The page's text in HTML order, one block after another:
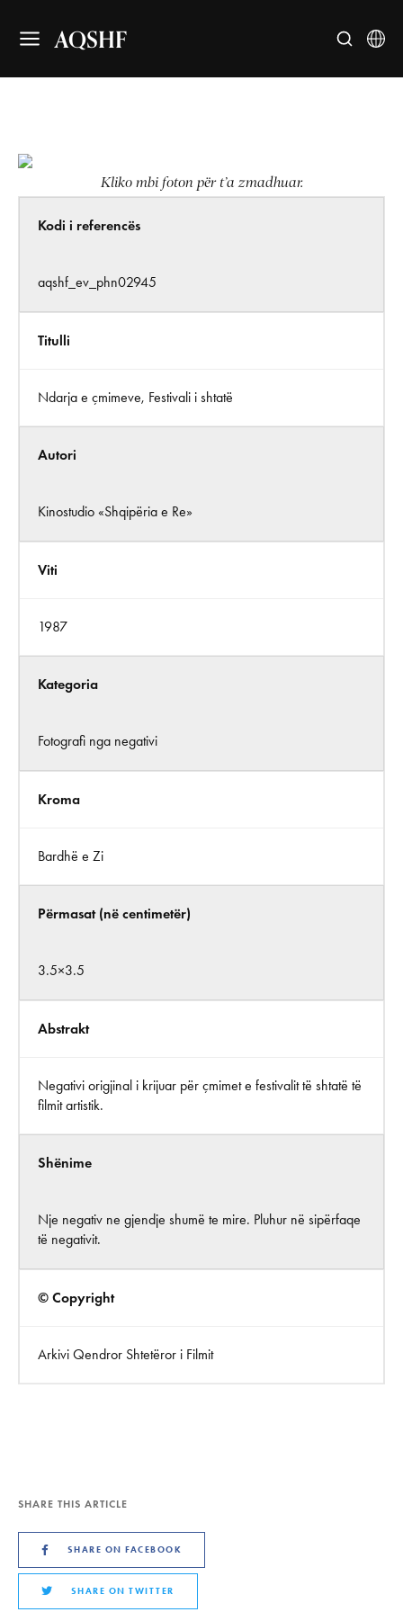
AQSHF
Kliko mbi foton për t’a zmadhuar.
Kodi i referencës
aqshf_ev_phn02945
Titulli
Ndarja e çmimeve, Festivali i shtatë
Autori
Kinostudio «Shqipëria e Re»
Viti
1987
Kategoria
Fotografi nga negativi
Kroma
Bardhë e Zi
Përmasat (në centimetër)
3.5×3.5
Abstrakt
Negativi origjinal i krijuar për çmimet e festivalit të shtatë të
filmit artistik.
Shënime
Nje negativ ne gjendje shumë te mire. Pluhur në sipërfaqe
të negativit.
© Copyright
Arkivi Qendror Shtetëror i Filmit
SHARE THIS ARTICLE
SHARE ON FACEBOOK
SHARE ON TWITTER